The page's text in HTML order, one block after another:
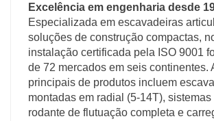
Excelência em engenharia desde
Especializada em escavadeiras
soluções de construção compactas,
instalação certificada pela ISO 9001
de 72 mercados em seis continentes.
principais de produtos incluem
montadas em radial (5-14T), sistemas
rodante de flutuação completa e